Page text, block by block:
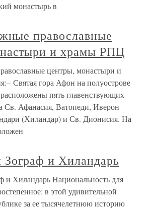
монастырь в
православные
и храмы РПЦ
центры, монастыри и
Святая гора Афон на полуострове
пять главенствующих
Св. Афанасия, Ватопеди, Иверон
(Хиландар) и Св. Дионисия. На
и Хиландарь
и Хиландарь Национальность для
в этой удивительной
за ее тысячелетнюю историю